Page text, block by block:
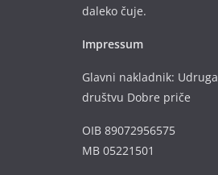
daleko čuje.
Impressum
Glavni nakladnik:
društvu Dobre priče
OIB 89072956575
MB 05221501